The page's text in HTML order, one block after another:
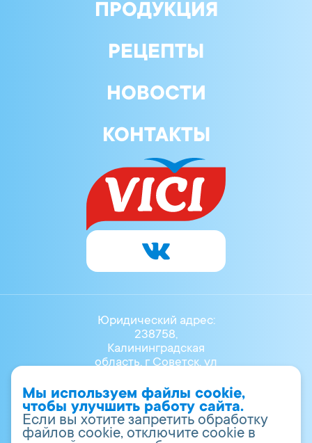
ПРОДУКЦИЯ
РЕЦЕПТЫ
НОВОСТИ
КОНТАКТЫ
Юридический адрес:
238758,
Калининградская
область, г Советск, ул
8 (40161) 40-700
vr.info@vici.ru
ОГРН 1023902001947
ИНН 3911008930
Мы используем файлы cookie,
чтобы улучшить работу сайта.
Если вы хотите запретить обработку
файлов cookie, отключите cookie в